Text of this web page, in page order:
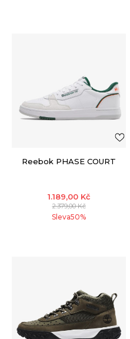
Reebok PHASE COURT
1.189,00 Kč
2.379,00Kč
Sleva50%